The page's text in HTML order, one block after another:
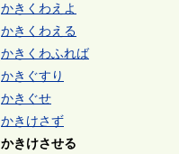
かきくわえよ
かきくわえる
かきくわふれば
かきぐすり
かきぐせ
かきけさず
かきけさせる